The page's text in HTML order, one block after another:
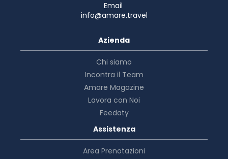
Email
info@amare.travel
Azienda
Chi siamo
Incontra il Team
Amare Magazine
Lavora con Noi
Feedaty
Assistenza
Area Prenotazioni